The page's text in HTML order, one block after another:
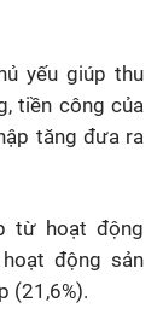
yếu giúp thu
tiền công của
tăng đưa ra
từ hoạt động
động sản
(21,6%).